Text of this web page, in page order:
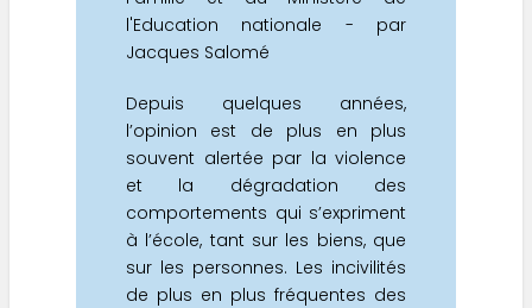
l'Education nationale - par
Jacques Salomé
Depuis quelques années,
l’opinion est de plus en plus
souvent alertée par la violence
et la dégradation des
comportements qui s’expriment
à l’école, tant sur les biens, que
sur les personnes. Les incivilités
de plus en plus fréquentes des